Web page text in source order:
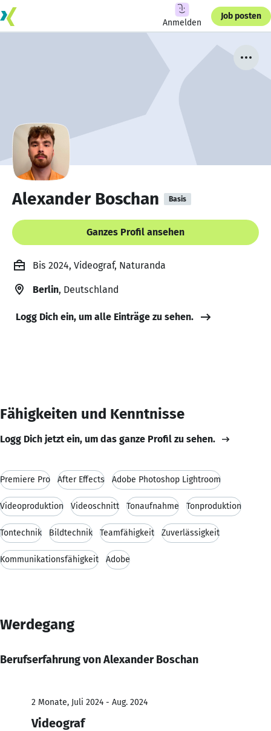
Anmelden
Job posten
Alexander Boschan Basis
Ganzes Profil ansehen
Bis 2024, Videograf, Naturanda
Berlin, Deutschland
Logg Dich ein, um alle Einträge zu sehen.
Fähigkeiten und Kenntnisse
Logg Dich jetzt ein, um das ganze Profil zu sehen.
Premiere Pro After Effects Adobe Photoshop Lightroom
Videoproduktion Videoschnitt Tonaufnahme Tonproduktion
Tontechnik Bildtechnik Teamfähigkeit Zuverlässigkeit
Kommunikationsfähigkeit Adobe
Werdegang
Berufserfahrung von Alexander Boschan
2 Monate, Juli 2024 - Aug. 2024
Videograf